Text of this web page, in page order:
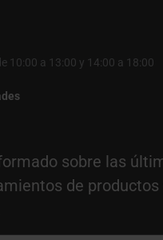
10:00 a 13:00 y 14:00 a 18:00
sobre las
de productos